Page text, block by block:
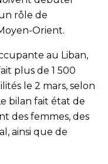
rôle de
Orient.
au Liban,
plus de 1 500
le 2 mars, selon
bilan fait état de
des femmes, des
ainsi que de